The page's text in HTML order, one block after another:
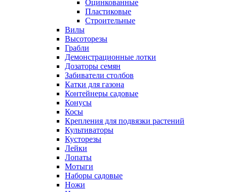
Оцинкованные
Пластиковые
Строительные
Вилы
Высоторезы
Грабли
Демонстрационные лотки
Дозаторы семян
Забиватели столбов
Катки для газона
Контейнеры садовые
Конусы
Косы
Крепления для подвязки растений
Культиваторы
Кусторезы
Лейки
Лопаты
Мотыги
Наборы садовые
Ножи